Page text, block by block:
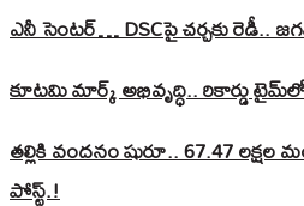
ఎనీ సెంటర్‌… DSCపై చర్చకు రెడీ..
కూటమి మార్క్ అభివృద్ధి..
తల్లికి వందనం షురూ.. 67.47
పోస్ట్‌.!